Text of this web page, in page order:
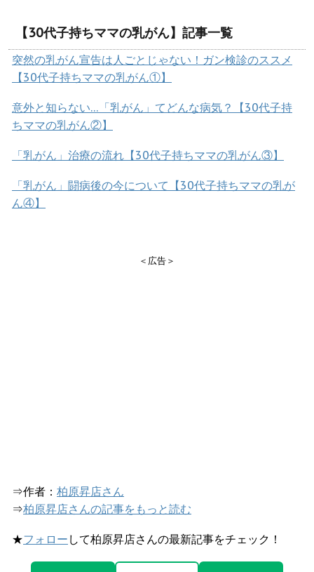
【30代子持ちママの乳がん】記事一覧
突然の乳がん宣告は人ごとじゃない！ガン検診のススメ
【30代子持ちママの乳がん①】
意外と知らない…「乳がん」てどんな病気？【30代子持
ちママの乳がん②】
「乳がん」治療の流れ【30代子持ちママの乳がん③】
「乳がん」闘病後の今について【30代子持ちママの乳が
ん④】
＜広告＞
⇒作者： 柏原昇店さん
⇒柏原昇店さんの記事をもっと読む
★フォロー して柏原昇店さんの最新記事をチェック！